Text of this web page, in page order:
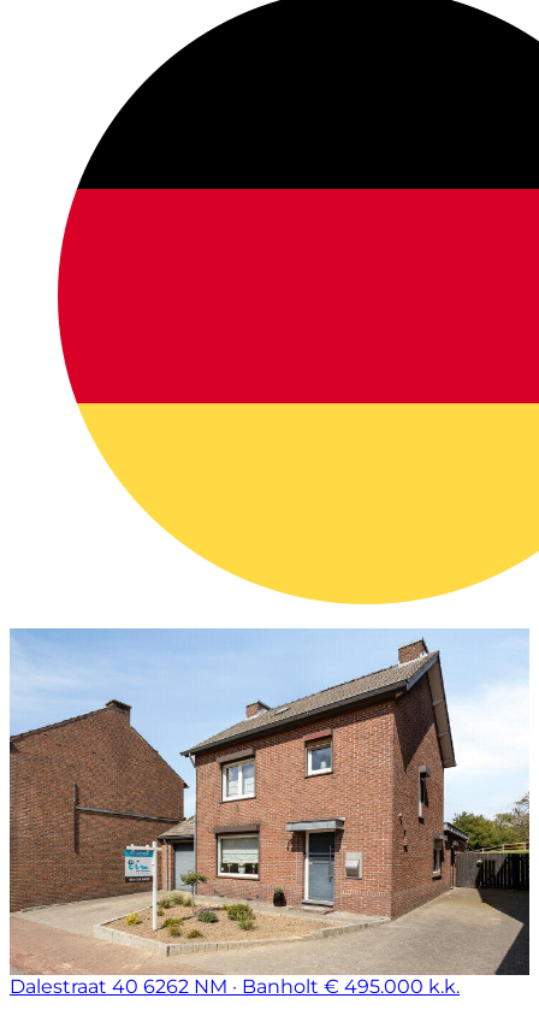
Dalestraat 40 6262 NM · Banholt € 495.000 k.k.